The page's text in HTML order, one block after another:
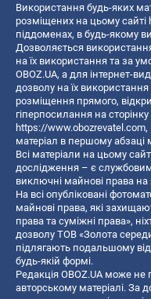
Використання будь-яких
розміщених на цьому сайті
піддоменах, в будь-якому
Дозволяється
на їх використання та за
OBOZ.UA, а для інтернет-
дозволу на їх
розміщення прямого,
гіперпосилання на
https://www.obozrevatel.com,
матеріал в першому абзаці
Всі матеріали на цьому
дослідження – є
виключні майнові права
На всі опубліковані
майнові права, які
права та суміжні права»,
дозволу ТОВ «Золота
підлягають подальшому
будь-якій формі.
Редакція OBOZ.UA може не
авторському матеріалі. За